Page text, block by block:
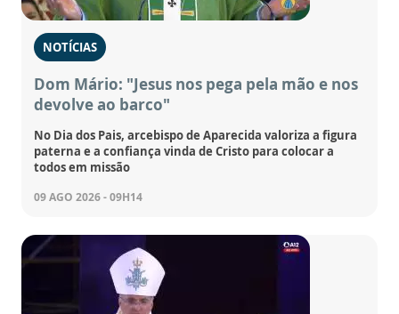
NOTÍCIAS
Dom Mário: "Jesus nos pega pela mão e nos
devolve ao barco"
No Dia dos Pais, arcebispo de Aparecida valoriza a figura
paterna e a confiança vinda de Cristo para colocar a
todos em missão
09 AGO 2026 - 09H14